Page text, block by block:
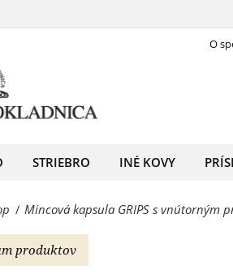
O
STRIEBRO INÉ KOVY
/ Mincová kapsula GRIPS s vnútorným
produktov
kapsula